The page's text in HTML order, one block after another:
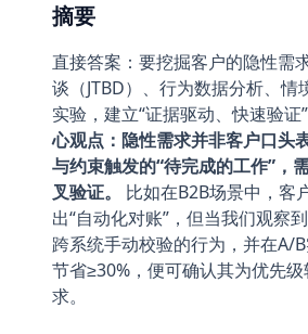
摘要
直接答案：要挖掘客户的隐性需
谈（JTBD）、行为数据分析、情
实验，建立“证据驱动、快速验证
心观点：隐性需求并非客户口头
与约束触发的“待完成的工作”，
叉验证。
比如在B2B场景中，客
出“自动化对账”，但当我们观察
跨系统手动校验的行为，并在A/
节省≥30%，便可确认其为优先
求。